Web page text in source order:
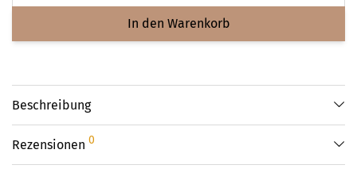
In den Warenkorb
Beschreibung
Rezensionen 0